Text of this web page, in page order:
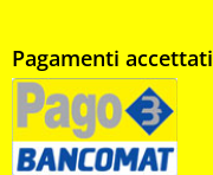
Pagamenti accettati